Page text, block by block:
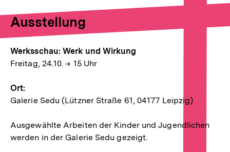
Ausstellung
Werksschau: Werk und Wirkung
Freitag, 24.10. → 15 Uhr
Ort:
Galerie Sedu (Lützner Straße 61, 04177 Leipzig)
Ausgewählte Arbeiten der Kinder und Jugendlichen
werden in der Galerie Sedu gezeigt.